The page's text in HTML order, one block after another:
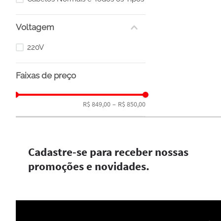
Voltagem
220V
Faixas de preço
R$ 849,00 – R$ 850,00
Cadastre-se para receber nossas
promoções e novidades.